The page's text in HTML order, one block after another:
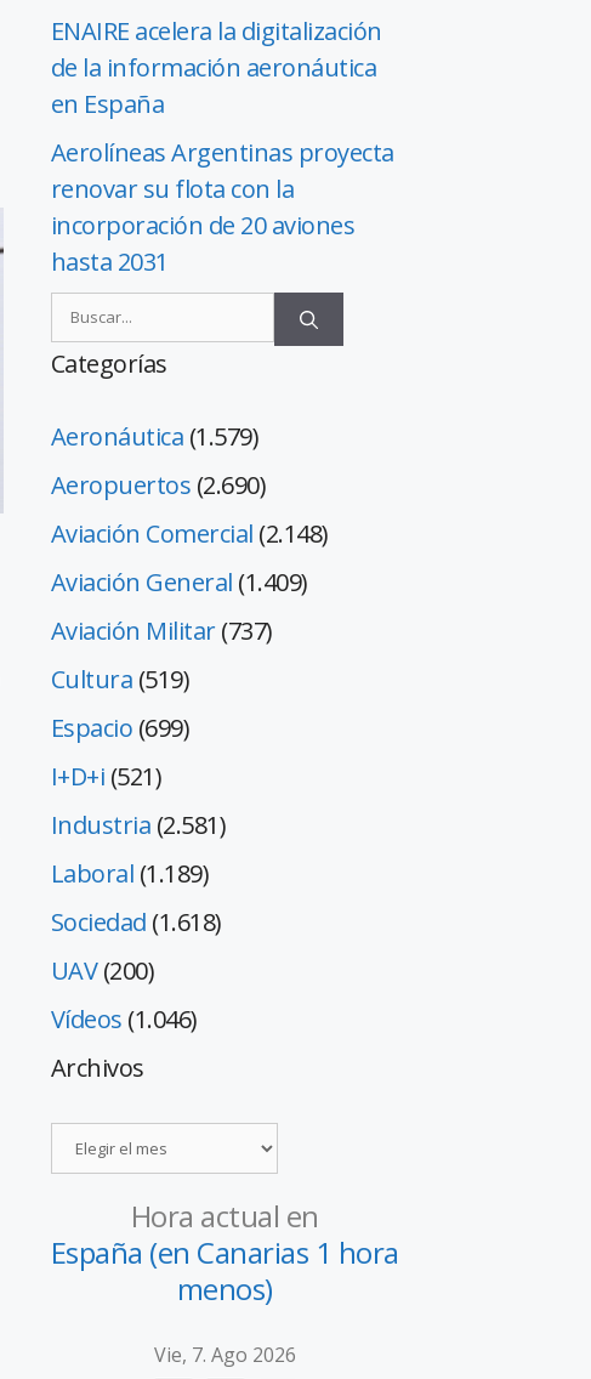
ENAIRE acelera la digitalización
de la información aeronáutica
en España
Aerolíneas Argentinas proyecta
renovar su flota con la
incorporación de 20 aviones
hasta 2031
Categorías
Aeronáutica (1.579)
Aeropuertos (2.690)
Aviación Comercial (2.148)
Aviación General (1.409)
Aviación Militar(737)
Cultura (519)
Espacio (699)
I+D+i (521)
Industria (2.581)
Laboral (1.189)
Sociedad (1.618)
UAV(200)
Vídeos (1.046)
Archivos
Hora actual en
España (en Canarias 1 hora
menos)